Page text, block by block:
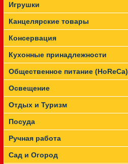
Игрушки
Канцелярские товары
Консервация
Кухонные принадлежности
Общественное питание (HoReCa)
Освещение
Отдых и Туризм
Посуда
Ручная работа
Сад и Огород